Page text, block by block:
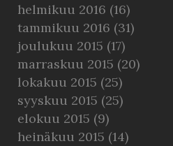
helmikuu 2016 (16)
tammikuu 2016 (31)
joulukuu 2015 (17)
marraskuu 2015 (20)
lokakuu 2015 (25)
syyskuu 2015 (25)
elokuu 2015 (9)
heinäkuu 2015 (14)